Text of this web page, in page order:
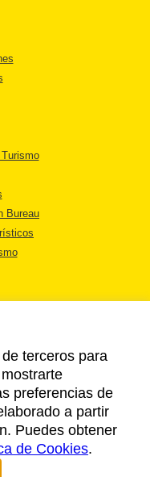
Bureau
terceros para
preferencias de
a partir
Puedes obtener
de Cookies.